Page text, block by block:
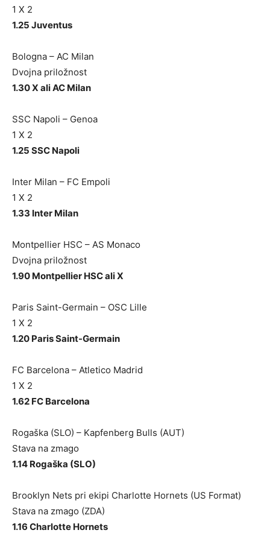
1 X 2
1.25 Juventus
Bologna – AC Milan
Dvojna priložnost
1.30 X ali AC Milan
SSC Napoli – Genoa
1 X 2
1.25 SSC Napoli
Inter Milan – FC Empoli
1 X 2
1.33 Inter Milan
Montpellier HSC – AS Monaco
Dvojna priložnost
1.90 Montpellier HSC ali X
Paris Saint-Germain – OSC Lille
1 X 2
1.20 Paris Saint-Germain
FC Barcelona – Atletico Madrid
1 X 2
1.62 FC Barcelona
Rogaška (SLO) – Kapfenberg Bulls (AUT)
Stava na zmago
1.14 Rogaška (SLO)
Brooklyn Nets pri ekipi Charlotte Hornets (US Format)
Stava na zmago (ZDA)
1.16 Charlotte Hornets